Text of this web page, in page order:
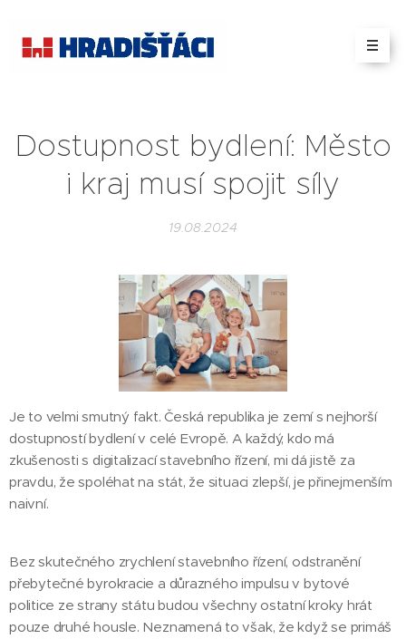
Dostupnost bydlení: Město
i kraj musí spojit síly
19.08.2024
Je to velmi smutný fakt. Česká republika je zemí s nejhorší
dostupností bydlení v celé Evropě. A každý, kdo má
zkušenosti s digitalizací stavebního řízení, mi dá jistě za
pravdu, že spoléhat na stát, že situaci zlepší, je přinejmenším
naivní.
Bez skutečného zrychlení stavebního řízení, odstranění
přebytečné byrokracie a důrazného impulsu v bytové
politice ze strany státu budou všechny ostatní kroky hrát
pouze druhé housle. Neznamená to však, že když se primáš